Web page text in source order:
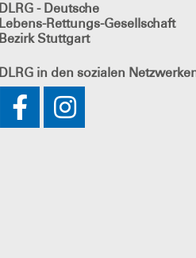
DLRG - Deutsche
Lebens-Rettungs-Gesellschaft
Bezirk Stuttgart
DLRG in den sozialen